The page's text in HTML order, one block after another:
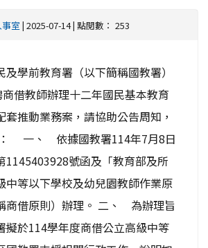
事室 | 2025-07-14 | 點閱數： 253
學前教育署（以下簡稱國教署）
借教師辦理十二年國民基本教育
套推動業務案，請協助公告周知，
一、 依據國教署114年7月8日
1145403928號函及「教育部及所
中等以下學校及幼兒園教師作業原
商借原則）辦理。 二、 為辦理旨
擬於114學年度商借公立高級中等